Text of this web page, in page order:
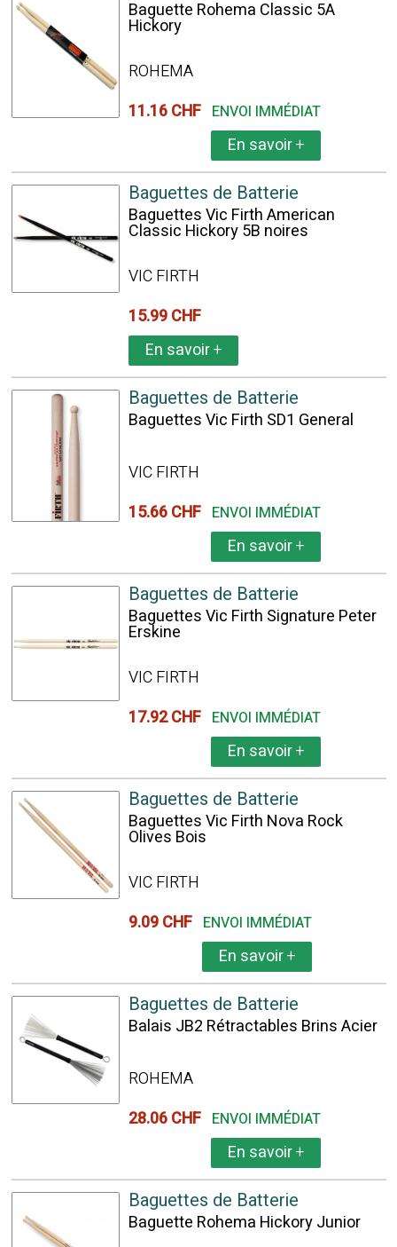
Baguette Rohema Classic 5A
Hickory
ROHEMA
11.16 CHF ENVOI IMMÉDIAT
En savoir+
Baguettes de Batterie
Baguettes Vic Firth American
Classic Hickory 5B noires
VIC FIRTH
15.99 CHF
En savoir+
Baguettes de Batterie
Baguettes Vic Firth SD1 General
VIC FIRTH
15.66 CHF ENVOI IMMÉDIAT
En savoir+
Baguettes de Batterie
Baguettes Vic Firth Signature Peter
Erskine
VIC FIRTH
17.92 CHF ENVOI IMMÉDIAT
En savoir+
Baguettes de Batterie
Baguettes Vic Firth Nova Rock
Olives Bois
VIC FIRTH
9.09 CHF ENVOI IMMÉDIAT
En savoir+
Baguettes de Batterie
Balais JB2 Rétractables Brins Acier
ROHEMA
28.06 CHF ENVOI IMMÉDIAT
En savoir+
Baguettes de Batterie
Baguette Rohema Hickory Junior